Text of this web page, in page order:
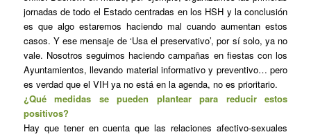
jornadas de todo el Estado centradas en los HSH y la conclusión
es que algo estaremos haciendo mal cuando aumentan estos
casos. Y ese mensaje de ‘Usa el preservativo’, por sí solo, ya no
vale. Nosotros seguimos haciendo campañas en fiestas con los
Ayuntamientos, llevando material informativo y preventivo… pero
es verdad que el VIH ya no está en la agenda, no es prioritario.
¿Qué medidas se pueden plantear para reducir estos
positivos?
Hay que tener en cuenta que las relaciones afectivo-sexuales